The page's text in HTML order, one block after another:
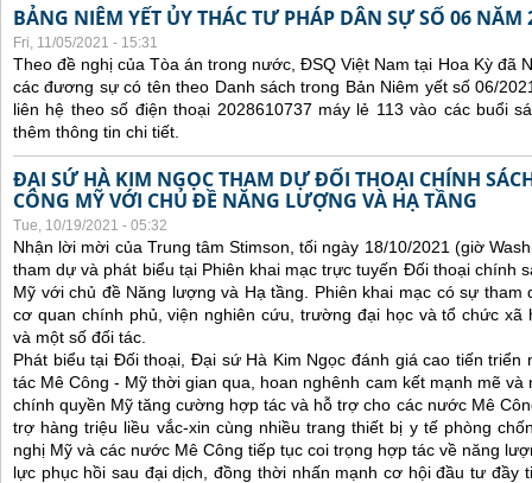
BẢNG NIÊM YẾT ỦY THÁC TƯ PHÁP DÂN SỰ SỐ 06 NĂM
Fri, 11/05/2021 - 15:31
Theo đề nghị của Tòa án trong nước, ĐSQ Việt Nam tại Hoa Kỳ đã
các đương sự có tên theo Danh sách trong Bản Niêm yết số 06/
liên hệ theo số điện thoại 2028610737 máy lẻ 113 vào các buổi
thêm thông tin chi tiết.
ĐẠI SỨ HÀ KIM NGỌC THAM DỰ ĐỐI THOẠI CHÍNH
CÔNG MỸ VỚI CHỦ ĐỀ NĂNG LƯỢNG VÀ HẠ TẦNG
Tue, 10/19/2021 - 05:32
Nhận lời mời của Trung tâm Stimson, tối ngày 18/10/2021 (giờ
tham dự và phát biểu tại Phiên khai mạc trực tuyến Đối thoại chính
Mỹ với chủ đề Năng lượng và Hạ tầng. Phiên khai mạc có sự
cơ quan chính phủ, viện nghiên cứu, trường đại học và tổ chức xã
và một số đối tác.
Phát biểu tại Đối thoại, Đại sứ Hà Kim Ngọc đánh giá cao tiến triển
tác Mê Công - Mỹ thời gian qua, hoan nghênh cam kết mạnh mẽ
chính quyền Mỹ tăng cường hợp tác và hỗ trợ cho các nước Mê
trợ hàng triệu liều vắc-xin cùng nhiều trang thiết bị y tế phòng
nghị Mỹ và các nước Mê Công tiếp tục coi trọng hợp tác về năng
lực phục hồi sau đại dịch, đồng thời nhấn mạnh cơ hội đầu tư đầy